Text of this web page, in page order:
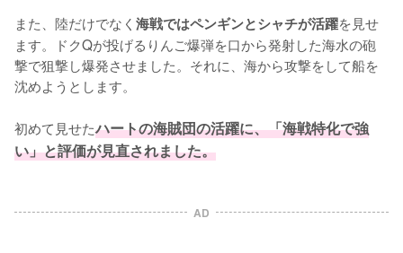
また、陸だけでなく 海戦ではペンギンとシャチが活躍を見せ
ます。ドクQが投げるりんご爆弾を口から発射した海水の砲
撃で狙撃し爆発させました。それに、海から攻撃をして船を
沈めようとします。
初めて見せたハートの海賊団の活躍に、「海戦特化で強
い」と評価が見直されました。
AD